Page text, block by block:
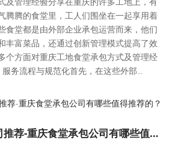
腾腾的食堂里，工人们围坐在一起享用着
食堂都是由外部企业承包运营而来，他们
丰富菜品，还通过创新管理模式提高了效
个方面对重庆工地食堂承包方式及管理经
务流程与规范化首先，在这些外部...
重庆食堂承包公司推荐-重庆食堂承包公司有哪些值得推荐的？